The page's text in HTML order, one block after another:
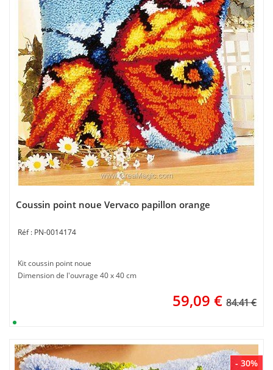
Coussin point noue Vervaco papillon orange
PN-0014174
Kit coussin point noue
Dimension de l'ouvrage 40 x 40 cm
59,09 € 84.41 €
- 30%